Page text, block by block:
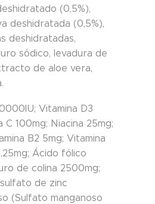
(0,5%),
deshidratada (0,5%),
deshidratadas,
sódico, levadura de
de aloe vera,
Vitamina D3
C 100mg; Niacina 25mg;
B2 5mg; Vitamina
Ácido fólico
de colina 2500mg;
de zinc
(Sulfato manganoso